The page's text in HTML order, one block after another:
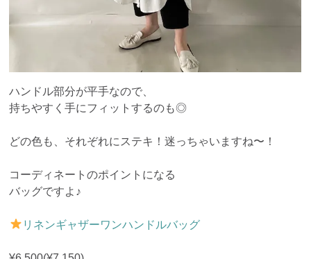
ハンドル部分が平手なので、
持ちやすく手にフィットするのも◎
どの色も、それぞれにステキ！迷っちゃいますね〜！
コーディネートのポイントになる
バッグですよ♪
リネンギャザーワンハンドルバッグ